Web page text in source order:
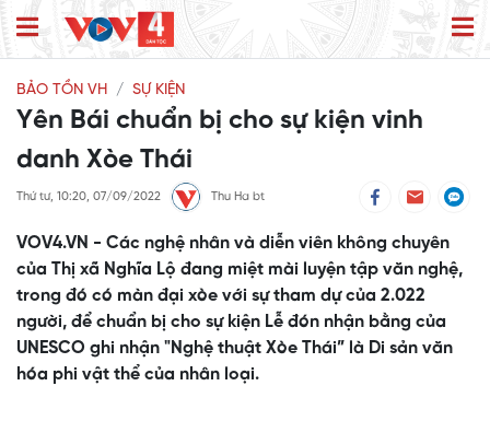
BẢO TỒN VH SỰ KIỆN
Yên Bái chuẩn bị cho sự kiện vinh
danh Xòe Thái
Thứ tư, 10:20, 07/09/2022 Thu Ha bt
VOV4.VN - Các nghệ nhân và diễn viên không chuyên
của Thị xã Nghĩa Lộ đang miệt mài luyện tập văn nghệ,
trong đó có màn đại xòe với sự tham dự của 2.022
người, để chuẩn bị cho sự kiện Lễ đón nhận bằng của
UNESCO ghi nhận "Nghệ thuật Xòe Thái” là Di sản văn
hóa phi vật thể của nhân loại.